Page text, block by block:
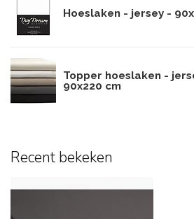
Hoeslaken - jersey -
Topper hoeslaken -
90x220 cm
Recent bekeken